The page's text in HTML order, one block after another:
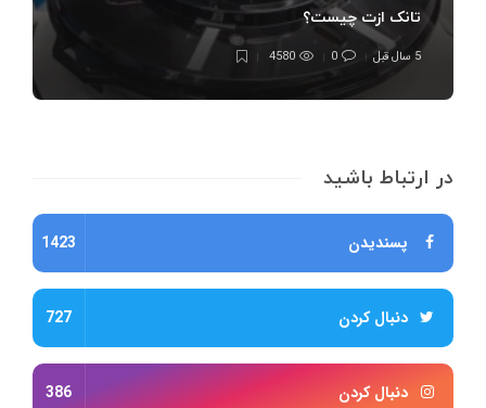
تانک ازت چیست؟
5 سال قبل 0
4580
در ارتباط باشید
پسندیدن 1423
دنبال کردن 727
دنبال کردن 386